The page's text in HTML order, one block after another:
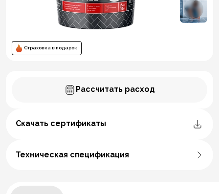
Страховка в подарок
Рассчитать расход
Скачать сертификаты
Техническая спецификация